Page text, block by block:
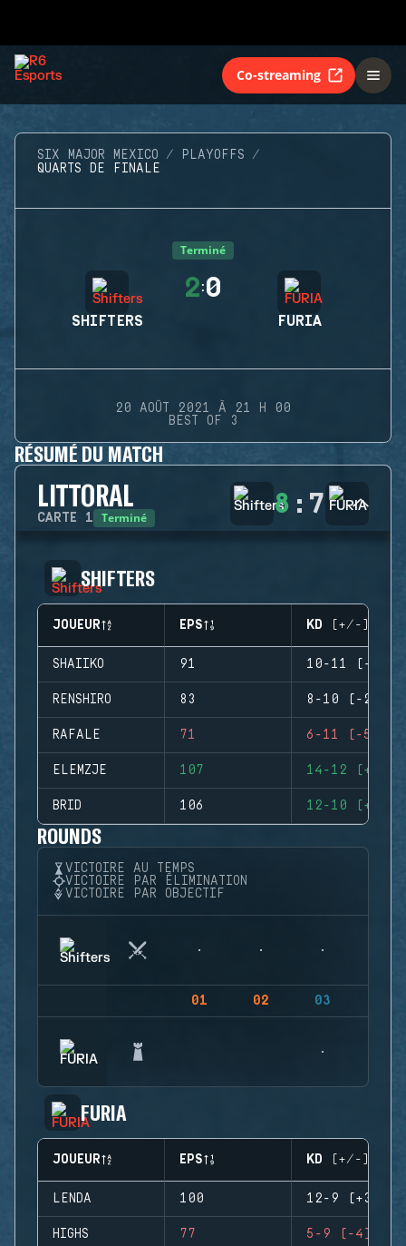
Co-streaming
SIX MAJOR MEXICO
PLAYOFFS
QUARTS DE FINALE
Terminé
SHIFTERS
2:0
FURIA
20 AOÛT 2021 À 21 H 00
BEST OF 3
RÉSUMÉ DU MATCH
LITTORAL
CARTE 1 Terminé 8 : 7
SHIFTERS
JOUEUR EPS KD (+/-)
SHAIIKO 91 10-11 (-1)
RENSHIRO 83 8-10 (-2)
RAFALE 71 6-11 (-5)
ELEMZJE 107 14-12 (+2)
BRID 106 12-10 (+2)
ROUNDS
VICTOIRE AU TEMPS
VICTOIRE PAR ÉLIMINATION
VICTOIRE PAR OBJECTIF
01 02 03
FURIA
JOUEUR EPS KD (+/-)
LENDA 100 12-9 (+3)
HIGHS 77 5-9 (-4)